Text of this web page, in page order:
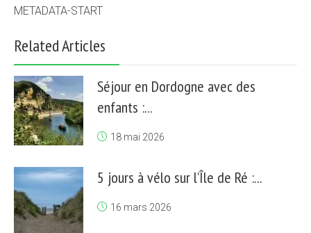
METADATA-START
Related Articles
Séjour en Dordogne avec des
enfants :...
18 mai 2026
5 jours à vélo sur l’Île de Ré :...
16 mars 2026